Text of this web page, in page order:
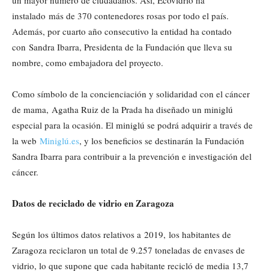
instalado más de 370 contenedores rosas por todo el país.
Además, por cuarto año consecutivo la entidad ha contado
con Sandra Ibarra, Presidenta de la Fundación que lleva su
nombre, como embajadora del proyecto.
Como símbolo de la concienciación y solidaridad con el cáncer
de mama, Agatha Ruiz de la Prada ha diseñado un miniglú
especial para la ocasión. El miniglú se podrá adquirir a través de
la web Miniglú.es, y los beneficios se destinarán la Fundación
Sandra Ibarra para contribuir a la prevención e investigación del
cáncer.
Datos de reciclado de vidrio en Zaragoza
Según los últimos datos relativos a 2019, los habitantes de
Zaragoza reciclaron un total de 9.257 toneladas de envases de
vidrio, lo que supone que cada habitante recicló de media 13,7